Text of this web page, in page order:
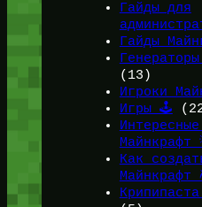
Гайды для
Гайды
(13)
Игроки
Игры 🕹️
Майнкрафт
Как
Майнкрафт